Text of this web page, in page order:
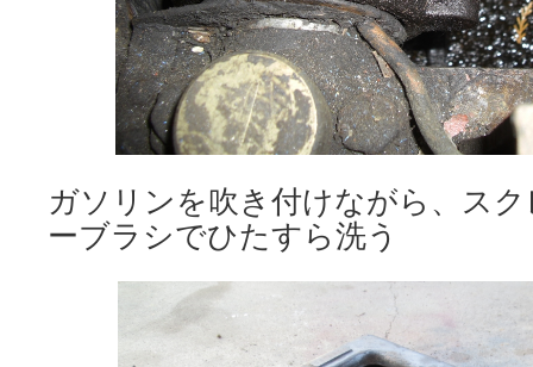
ガソリンを吹き付けながら、ス
ーブラシでひたすら洗う